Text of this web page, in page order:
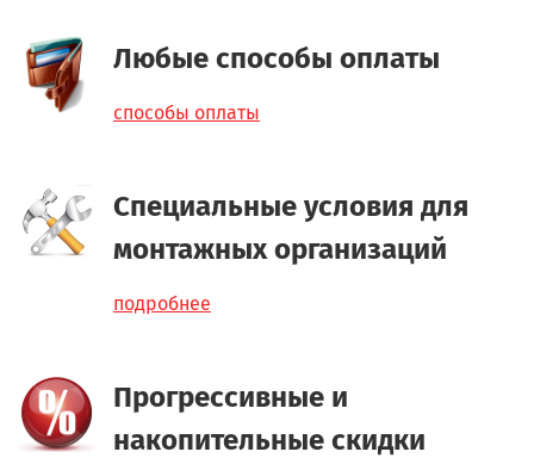
Любые способы оплаты
способы оплаты
Специальные условия для
монтажных организаций
подробнее
Прогрессивные и
накопительные скидки